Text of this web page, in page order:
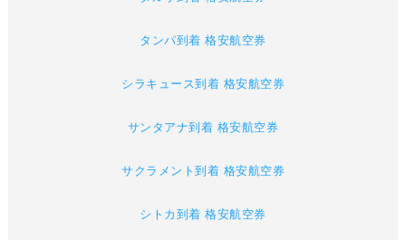
タンパ到着 格安航空券
シラキュース到着 格安航空券
サンタアナ到着 格安航空券
サクラメント到着 格安航空券
シトカ到着 格安航空券